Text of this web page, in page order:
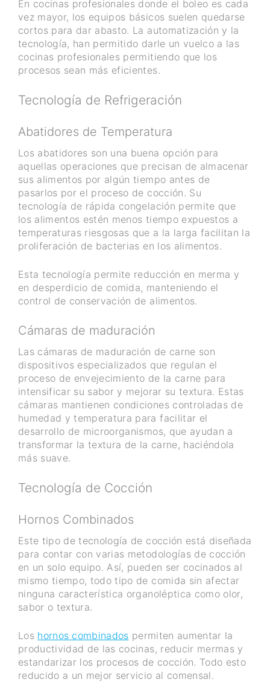
En cocinas profesionales donde el boleo es cada
vez mayor, los equipos básicos suelen quedarse
cortos para dar abasto. La automatización y la
tecnología, han permitido darle un vuelco a las
cocinas profesionales permitiendo que los
procesos sean más eficientes.
Tecnología de Refrigeración
Abatidores de Temperatura
Los abatidores son una buena opción para
aquellas operaciones que precisan de almacenar
sus alimentos por algún tiempo antes de
pasarlos por el proceso de cocción. Su
tecnología de rápida congelación permite que
los alimentos estén menos tiempo expuestos a
temperaturas riesgosas que a la larga facilitan la
proliferación de bacterias en los alimentos.
Esta tecnología permite reducción en merma y
en desperdicio de comida, manteniendo el
control de conservación de alimentos.
Cámaras de maduración
Las cámaras de maduración de carne son
dispositivos especializados que regulan el
proceso de envejecimiento de la carne para
intensificar su sabor y mejorar su textura. Estas
cámaras mantienen condiciones controladas de
humedad y temperatura para facilitar el
desarrollo de microorganismos, que ayudan a
transformar la textura de la carne, haciéndola
más suave.
Tecnología de Cocción
Hornos Combinados
Este tipo de tecnología de cocción está diseñada
para contar con varias metodologías de cocción
en un solo equipo. Así, pueden ser cocinados al
mismo tiempo, todo tipo de comida sin afectar
ninguna característica organoléptica como olor,
sabor o textura.
Los hornos combinados permiten aumentar la
productividad de las cocinas, reducir mermas y
estandarizar los procesos de cocción. Todo esto
reducido a un mejor servicio al comensal.